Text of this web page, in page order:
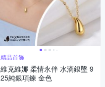
精品首飾
維克維娜 柔情永伴 水滴銀墜 9
25純銀項鍊 金色